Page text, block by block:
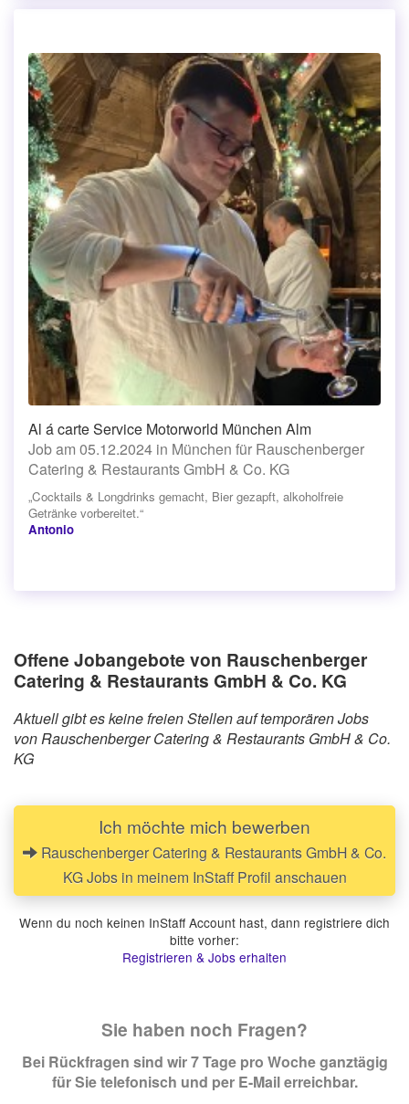
Al á carte Service Motorworld München Alm
Job am 05.12.2024 in München für Rauschenberger
Catering & Restaurants GmbH & Co. KG
„Cocktails & Longdrinks gemacht, Bier gezapft, alkoholfreie
Getränke vorbereitet.“
Antonio
Offene Jobangebote von Rauschenberger
Catering & Restaurants GmbH & Co. KG
Aktuell gibt es keine freien Stellen auf temporären Jobs
von Rauschenberger Catering & Restaurants GmbH & Co.
KG
Ich möchte mich bewerben
Rauschenberger Catering & Restaurants GmbH & Co.
KG Jobs in meinem InStaff Profil anschauen
Wenn du noch keinen InStaff Account hast, dann registriere dich
bitte vorher:
Registrieren & Jobs erhalten
Sie haben noch Fragen?
Bei Rückfragen sind wir 7 Tage pro Woche ganztägig
für Sie telefonisch und per E-Mail erreichbar.